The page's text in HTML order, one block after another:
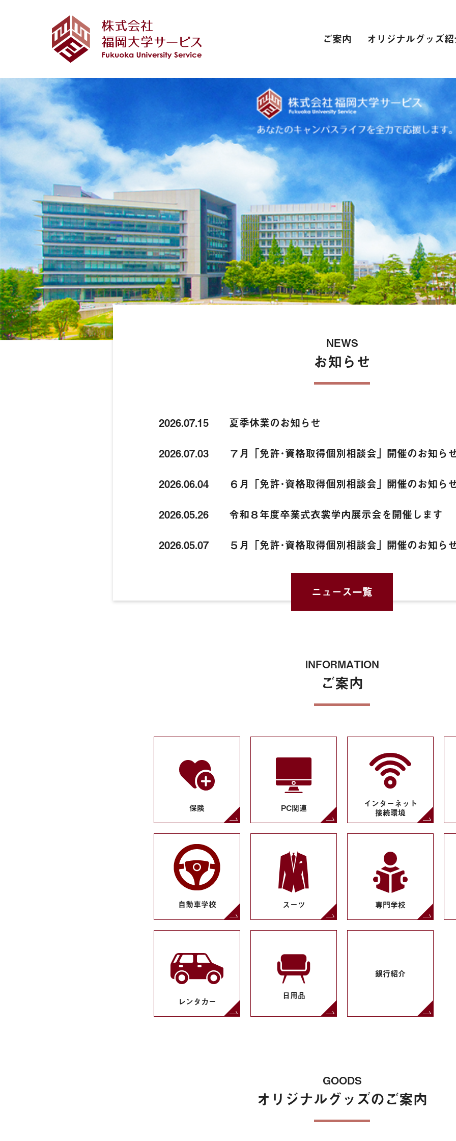
ご案内
インターネット接続環境
電子辞書[教科書販売サイト]
自動車学校
スーツ
専門学校
卒業式 衣裳レンタル
レンタカー
保険
オリジナルグッズ
NEWS
お知らせ
2026.07.15
夏季休業のお知らせ
2026.07.03
７月「免許･資格取得個別相談会」開催のお知ら
2026.06.04
６月「免許･資格取得個別相談会」開催のお知ら
2026.05.26
令和８年度卒業式衣裳学内展示会を開催します
2026.05.07
５月「免許･資格取得個別相談会」開催のお知ら
ニュース一覧
INFORMATION
ご案内
保険 PC関連 インターネット
接続環境
自動車学校 スーツ 専門学校
レンタカー
日用品
銀行紹介
GOODS
オリジナルグッズのご案内